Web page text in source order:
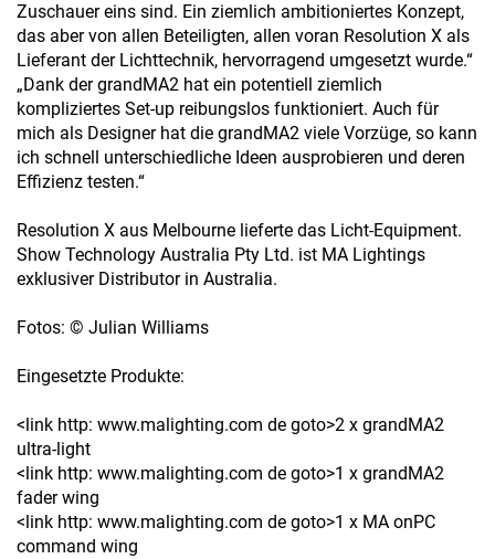
Zuschauer eins sind. Ein ziemlich ambitioniertes Konzept,
das aber von allen Beteiligten, allen voran Resolution X als
Lieferant der Lichttechnik, hervorragend umgesetzt wurde.“
„Dank der grandMA2 hat ein potentiell ziemlich
kompliziertes Set-up reibungslos funktioniert. Auch für
mich als Designer hat die grandMA2 viele Vorzüge, so kann
ich schnell unterschiedliche Ideen ausprobieren und deren
Effizienz testen.“
Resolution X aus Melbourne lieferte das Licht-Equipment.
Show Technology Australia Pty Ltd. ist MA Lightings
exklusiver Distributor in Australia.
Fotos: © Julian Williams
Eingesetzte Produkte:
<link http: www.malighting.com de goto>2 x grandMA2
ultra-light
<link http: www.malighting.com de goto>1 x grandMA2
fader wing
<link http: www.malighting.com de goto>1 x MA onPC
command wing